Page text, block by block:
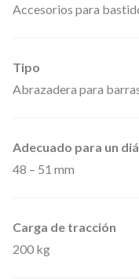
0
0
S
e
i
a
Accesorios para
Tipo
Abrazadera para
Adecuado para un
48 – 51 mm
Carga de tracción
200 kg